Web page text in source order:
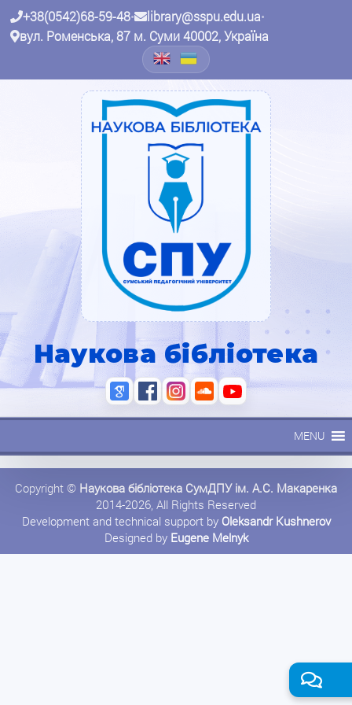
+38(0542)68-59-48• library@sspu.edu.ua•
вул. Роменська, 87 м. Суми 40002, Україна
Наукова бібліотека
MENU
Copyright © Наукова бібліотека СумДПУ ім. А.С. Макаренка
2014-2026, All Rights Reserved
Development and technical support by Oleksandr Kushnerov
Designed by Eugene Melnyk